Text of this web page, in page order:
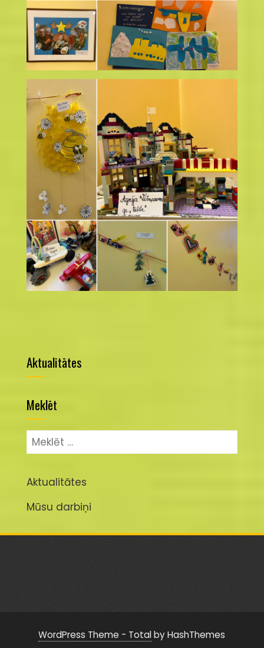
Aktualitātes
Meklēt
Meklēt:
Aktualitātes
Mūsu darbiņi
WordPress Theme - Totalby HashThemes